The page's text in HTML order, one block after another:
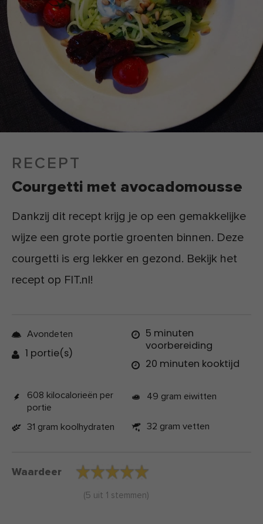
RECEPT
Courgetti met avocadomousse
Dankzij dit recept krijg je op een gemakkelijke
wijze een grote portie groenten binnen. Deze
courgetti is erg lekker en gezond. Bekijk het
recept op FIT.nl!
Avondeten
1 portie(s)
5 minuten
voorbereiding
20 minuten kooktijd
608 kilocalorieën per
portie
49 gram eiwitten
31 gram koolhydraten 32 gram vetten
Waardeer
(5 uit 1 stemmen)